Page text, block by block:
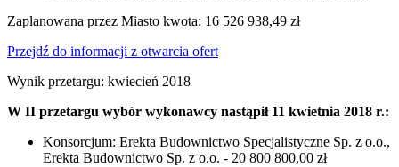
Zaplanowana przez Miasto kwota: 16 526 938,49 zł
Przejdź do informacji z otwarcia ofert
Wynik przetargu: kwiecień 2018
W II przetargu wybór wykonawcy nastąpił 11 kwietnia 2018 r.:
Konsorcjum: Erekta Budownictwo Specjalistyczne Sp. z o.o.,
Erekta Budownictwo Sp. z o.o. - 20 800 800,00 zł